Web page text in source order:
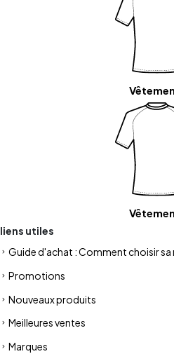
liens utiles
Guide d'achat : Comment choisir
Promotions
Nouveaux produits
Meilleures ventes
Marques